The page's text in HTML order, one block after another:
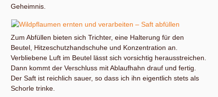
Geheimnis.
Zum Abfüllen bieten sich Trichter, eine Halterung für den
Beutel, Hitzeschutzhandschuhe und Konzentration an.
Verbliebene Luft im Beutel lässt sich vorsichtig herausstreichen.
Dann kommt der Verschluss mit Ablaufhahn drauf und fertig.
Der Saft ist reichlich sauer, so dass ich ihn eigentlich stets als
Schorle trinke.